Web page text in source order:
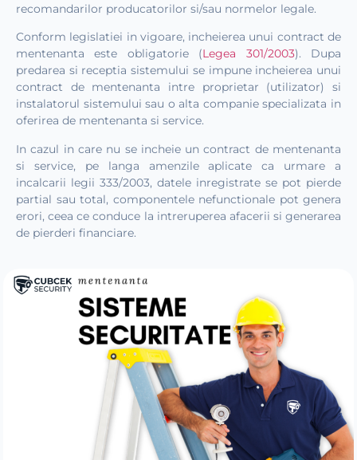
recomandarilor producatorilor si/sau normelor legale.
Conform legislatiei in vigoare, incheierea unui contract de
mentenanta este obligatorie (Legea 301/2003). Dupa
predarea si receptia sistemului se impune incheierea unui
contract de mentenanta intre proprietar (utilizator) si
instalatorul sistemului sau o alta companie specializata in
oferirea de mentenanta si service.
In cazul in care nu se incheie un contract de mentenanta
si service, pe langa amenzile aplicate ca urmare a
incalcarii legii 333/2003, datele inregistrate se pot pierde
partial sau total, componentele nefunctionale pot genera
erori, ceea ce conduce la intreruperea afacerii si generarea
de pierderi financiare.